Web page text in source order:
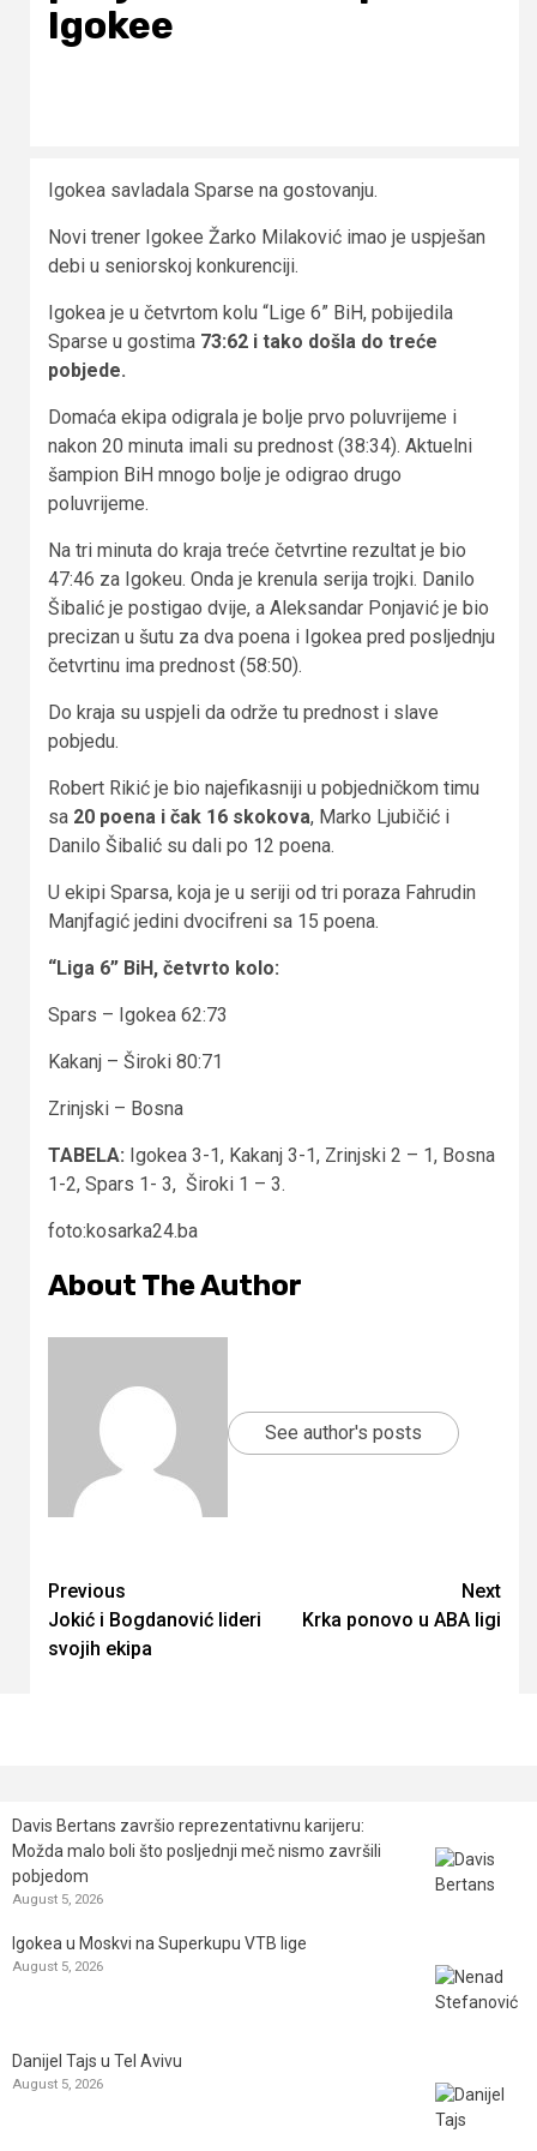
Igokee
Igokea savladala Sparse na gostovanju.
Novi trener Igokee Žarko Milaković imao je uspješan
debi u seniorskoj konkurenciji.
Igokea je u četvrtom kolu “Lige 6” BiH, pobijedila
Sparse u gostima 73:62 i tako došla do treće
pobjede.
Domaća ekipa odigrala je bolje prvo poluvrijeme i
nakon 20 minuta imali su prednost (38:34). Aktuelni
šampion BiH mnogo bolje je odigrao drugo
poluvrijeme.
Na tri minuta do kraja treće četvrtine rezultat je bio
47:46 za Igokeu. Onda je krenula serija trojki. Danilo
Šibalić je postigao dvije, a Aleksandar Ponjavić je bio
precizan u šutu za dva poena i Igokea pred posljednju
četvrtinu ima prednost (58:50).
Do kraja su uspjeli da održe tu prednost i slave
pobjedu.
Robert Rikić je bio najefikasniji u pobjedničkom timu
sa 20 poena i čak 16 skokova, Marko Ljubičić i
Danilo Šibalić su dali po 12 poena.
U ekipi Sparsa, koja je u seriji od tri poraza Fahrudin
Manjfagić jedini dvocifreni sa 15 poena.
“Liga 6” BiH, četvrto kolo:
Spars – Igokea 62:73
Kakanj – Široki 80:71
Zrinjski – Bosna
TABELA: Igokea 3-1, Kakanj 3-1, Zrinjski 2 – 1, Bosna
1-2, Spars 1- 3, Široki 1 – 3.
foto:kosarka24.ba
About The Author
See author's posts
Continue
Reading
Previous
Jokić i Bogdanović lideri
svojih ekipa
Next
Krka ponovo u ABA ligi
Davis Bertans završio reprezentativnu karijeru:
Možda malo boli što posljednji meč nismo završili
pobjedom
August 5, 2026
Igokea u Moskvi na Superkupu VTB lige
August 5, 2026
Danijel Tajs u Tel Avivu
August 5, 2026